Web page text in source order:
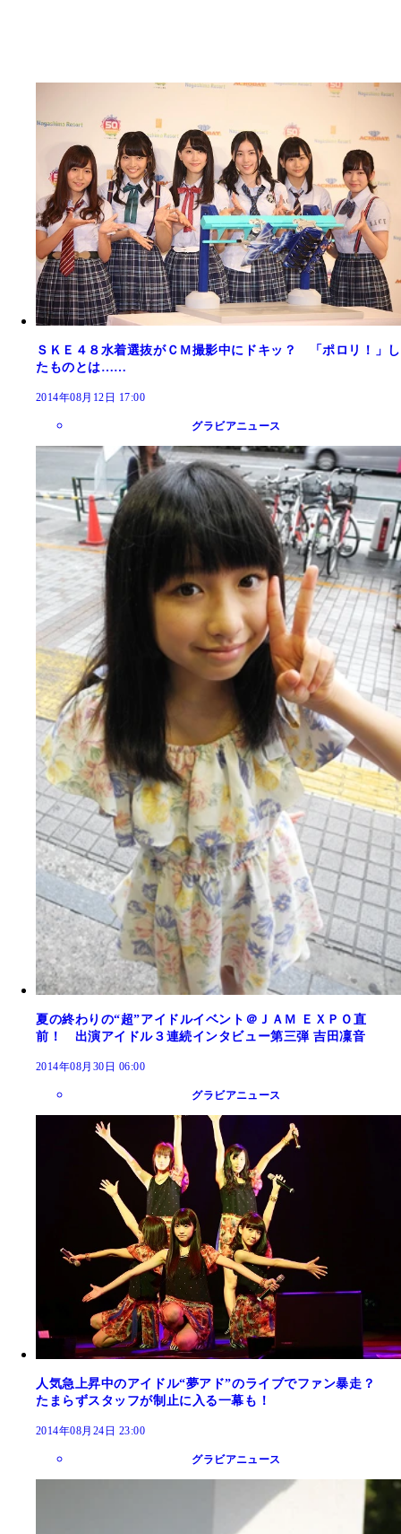
ＳＫＥ４８水着選抜がＣＭ撮影中にドキッ？ 「ポロリ！」し
たものとは……
2014年08月12日 17:00
グラビアニュース
夏の終わりの“超”アイドルイベント＠ＪＡＭ ＥＸＰＯ直
前！ 出演アイドル３連続インタビュー第三弾 吉田凜音
2014年08月30日 06:00
グラビアニュース
人気急上昇中のアイドル“夢アド”のライブでファン暴走？
たまらずスタッフが制止に入る一幕も！
2014年08月24日 23:00
グラビアニュース